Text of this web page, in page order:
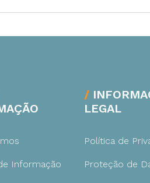
Informação
LEGAL
Política de
Proteção de